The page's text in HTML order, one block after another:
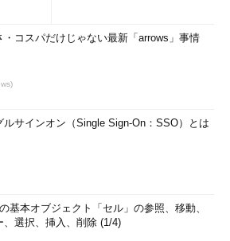
・コスパだけじゃない最新「arrows」事情
ルサインオン（Single Sign-On：SSO）とは
基本オブジェクト「セル」の参照、移動、
、選択、挿入、削除 (1/4)